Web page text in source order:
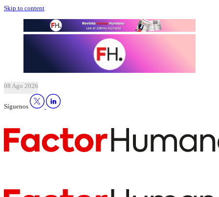
Skip to content
08 Ago 2026
Síguenos